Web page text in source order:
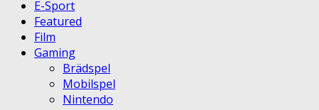
E-Sport
Featured
Film
Gaming
Brädspel
Mobilspel
Nintendo